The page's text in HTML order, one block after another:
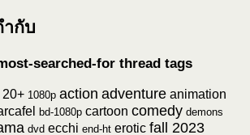
กับ
searched-for thread tags
20+ 1080p action adventure animation
bd-1080p cartoon comedy demons
dvd ecchi end-ht erotic fall 2023